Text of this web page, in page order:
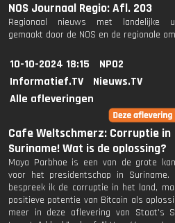
NOS Journaal Regio: Afl. 203
Regionaal nieuws met landelijke
gemaakt door de NOS en de regionale
10-10-2024 18:15
NPO2
Informatief.TV
Nieuws.TV
Alle afleveringen
Cafe Weltschmerz: Corruptie in
Suriname! Wat is de oplossing?
Maya Parbhoe is een van de grote
voor het presidentschap in Suriname.
bespreek ik de corruptie in het land,
positieve potentie van Bitcoin als
meer in deze aflevering van Staat's